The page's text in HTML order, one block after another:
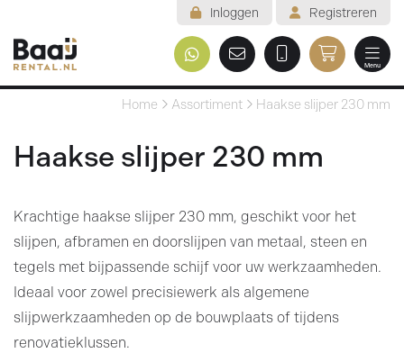
Welkom
Voorwaarden
Contact
Mijn reservering
Inloggen Registreren
Menu
Home Assortiment Haakse slijper 230 mm
Haakse slijper 230 mm
Krachtige haakse slijper 230 mm, geschikt voor het
slijpen, afbramen en doorslijpen van metaal, steen en
tegels met bijpassende schijf voor uw werkzaamheden.
Ideaal voor zowel precisiewerk als algemene
slijpwerkzaamheden op de bouwplaats of tijdens
renovatieklussen.